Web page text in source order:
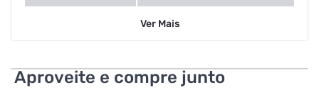
Ver Mais
Aproveite e compre junto